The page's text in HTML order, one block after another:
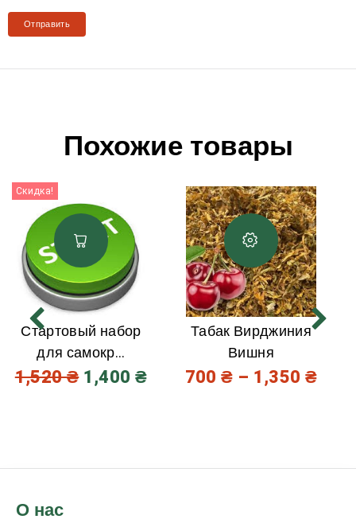
Похожие товары
Скидка!
Стартовый набор
для самокр...
1,520₴ 1,400 ₴
Табак Вирджиния
Вишня
700₴ – 1,350 ₴
О нас